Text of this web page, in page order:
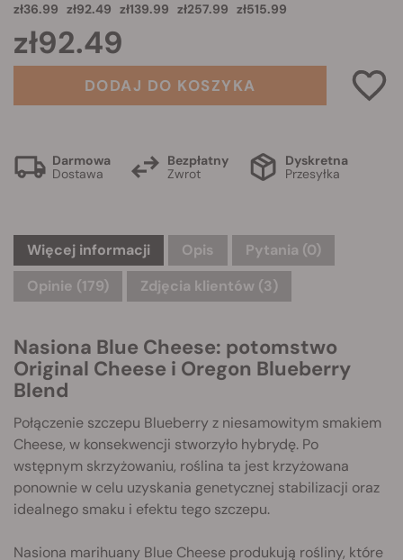
zł36.99 zł92.49 zł139.99 zł257.99 zł515.99
zł92.49
DODAJ DO KOSZYKA
Darmowa
Dostawa
Bezpłatny
Zwrot
Dyskretna
Przesyłka
Więcej informacji Opis Pytania (0)
Opinie (179)
Zdjęcia klientów (3)
Nasiona Blue Cheese: potomstwo
Original Cheese i Oregon Blueberry
Blend
Połączenie szczepu Blueberry z niesamowitym smakiem
Cheese, w konsekwencji stworzyło hybrydę. Po
wstępnym skrzyżowaniu, roślina ta jest krzyżowana
ponownie w celu uzyskania genetycznej stabilizacji oraz
idealnego smaku i efektu tego szczepu.
Nasiona marihuany Blue Cheese produkują rośliny, które